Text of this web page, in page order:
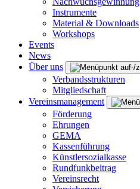
Instrumente
Material & Downloads
Workshops
Events
News
Über uns
Verbandsstrukturen
Mitgliedschaft
Vereinsmanagement
Förderung
Ehrungen
GEMA
Kassenführung
Künstlersozialkasse
Rundfunkbeitrag
Vereinsrecht